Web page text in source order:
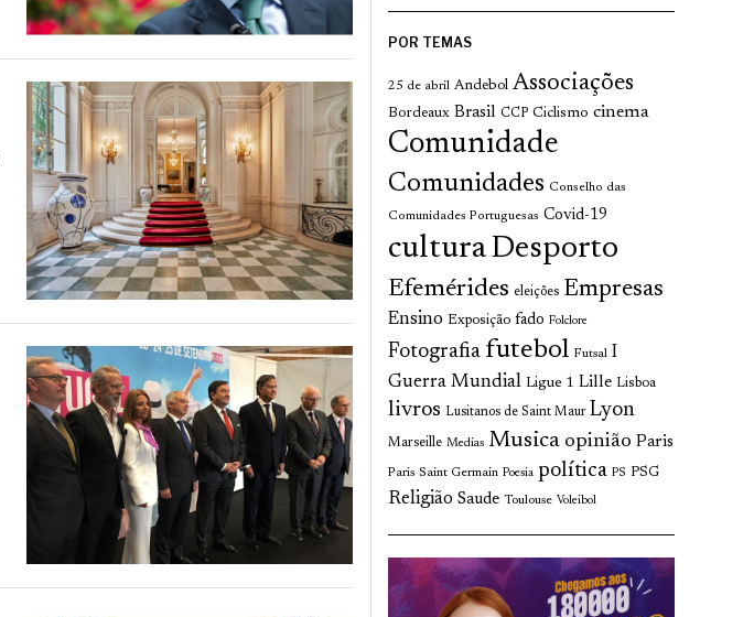
POR TEMAS
25 de abril Andebol Associações
Bordeaux Brasil CCP Ciclismo cinema
Comunidade
Comunidades Conselho das
Comunidades Portuguesas Covid-19
culturaDesporto
Efemérides eleições Empresas
Ensino Exposição fado Folclore
Fotografia futebol Futsal I
Guerra Mundial Ligue 1 Lille Lisboa
livros Lusitanos de Saint Maur Lyon
Marseille Medias Musica opinião Paris
Paris Saint Germain Poesia política PS PSG
Religião Saude Toulouse Voleibol